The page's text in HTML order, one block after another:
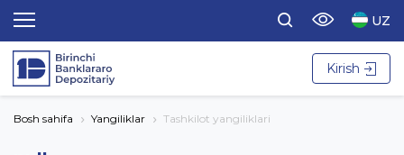
UZ
Kirish
Bosh sahifa Yangiliklar Tashkilot yangiliklari